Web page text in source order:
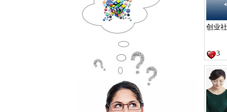
创业
3